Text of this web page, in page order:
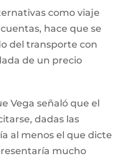
al menos el que dicte
mucho
la Ley de Movilidad
el último mes para
a ejercer: “La
por medio de la cual
se publicará a más
de cada año en
, en los periódicos